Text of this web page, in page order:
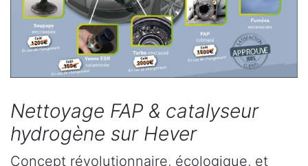
Nettoyage FAP & catalyseur
hydrogène sur Hever
Concept révolutionnaire, écologique, et